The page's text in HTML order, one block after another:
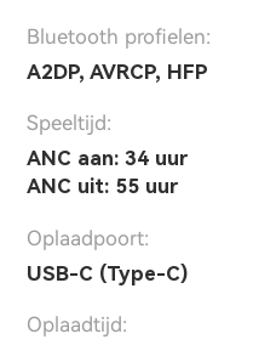
Bluetooth profielen:
A2DP, AVRCP, HFP
Speeltijd:
ANC aan: 34 uur
ANC uit: 55 uur
Oplaadpoort:
USB-C (Type-C)
Oplaadtijd: